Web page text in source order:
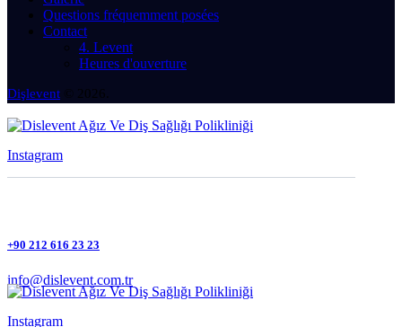
Questions fréquemment posées
Contact
4. Levent
Heures d'ouverture
Dişlevent © 2026.
Instagram
+90 212 616 23 23
info@dislevent.com.tr
Instagram